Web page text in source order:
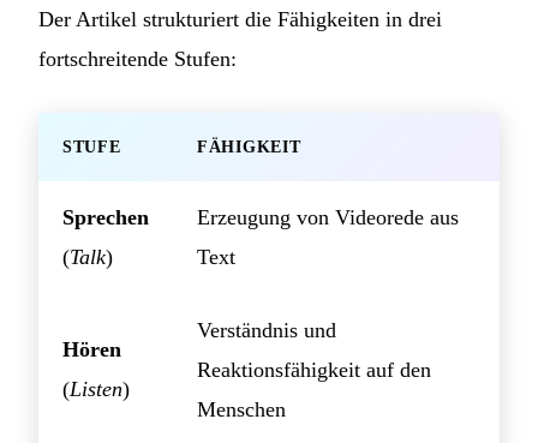
Der Artikel strukturiert die Fähigkeiten in drei
fortschreitende Stufen:
STUFE FÄHIGKEIT
Sprechen
(Talk)
Erzeugung von Videorede aus
Text
Hören
(Listen)
Verständnis und
Reaktionsfähigkeit auf den
Menschen